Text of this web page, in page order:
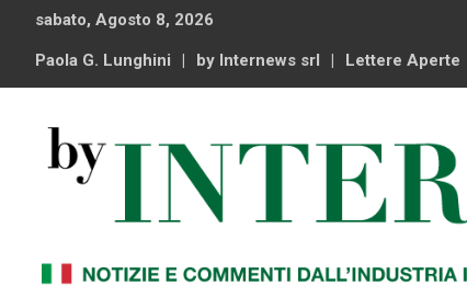
content
sabato, Agosto 8, 2026
Paola G. Lunghini by Internews srl Lettere Aperte